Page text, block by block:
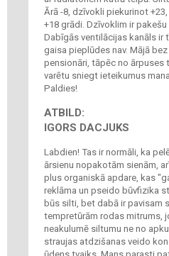
Ārā -8, dzīvokli piekurinot
+18 grādi. Dzīvoklim ir
Dabīgās ventilācijas kanāls ir
gaisa pieplūdes nav. Mājā
pensionāri, tāpēc no ārpuses
varētu sniegt ieteikumus
Paldies!
ATBILD:
IGORS DACJUKS
Labdien! Tas ir normāli, ka
ārsienu nopakotām sienām,
plus organiskā apdare, kas
reklāma un pseido būvfizika
būs silti, bet dabā ir pavisam
tempretūrām rodas mitrums,
neakulumē siltumu ne no
straujas atdzišanas veido
ūdens tvaiks. Mans parasti